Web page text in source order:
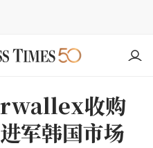
收购
军韩国市场